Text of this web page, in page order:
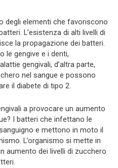
degli elementi che favoriscono
L’esistenza di alti livelli di
la propagazione dei batteri.
le gengive e i denti,
gengivali, d’altra parte,
nel sangue e possono
il diabete di tipo 2.
a provocare un aumento
I batteri che infettano le
e mettono in moto il
L’organismo si mette in
aumento dei livelli di zucchero